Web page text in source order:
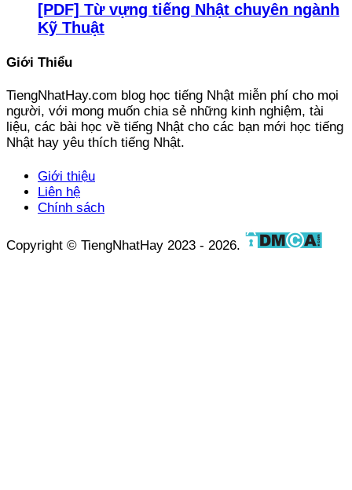
[PDF] Từ vựng tiếng Nhật chuyên ngành
Kỹ Thuật
Giới Thiểu
TiengNhatHay.com blog học tiếng Nhật miễn phí cho mọi
người, với mong muốn chia sẻ những kinh nghiệm, tài
liệu, các bài học về tiếng Nhật cho các bạn mới học tiếng
Nhật hay yêu thích tiếng Nhật.
Giới thiệu
Liên hệ
Chính sách
Copyright © TiengNhatHay 2023 - 2026.